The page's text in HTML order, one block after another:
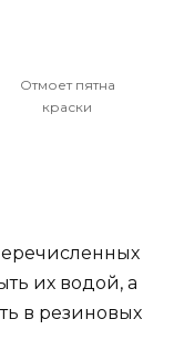
Отмоет пятна
краски
их водой, а
в резиновых